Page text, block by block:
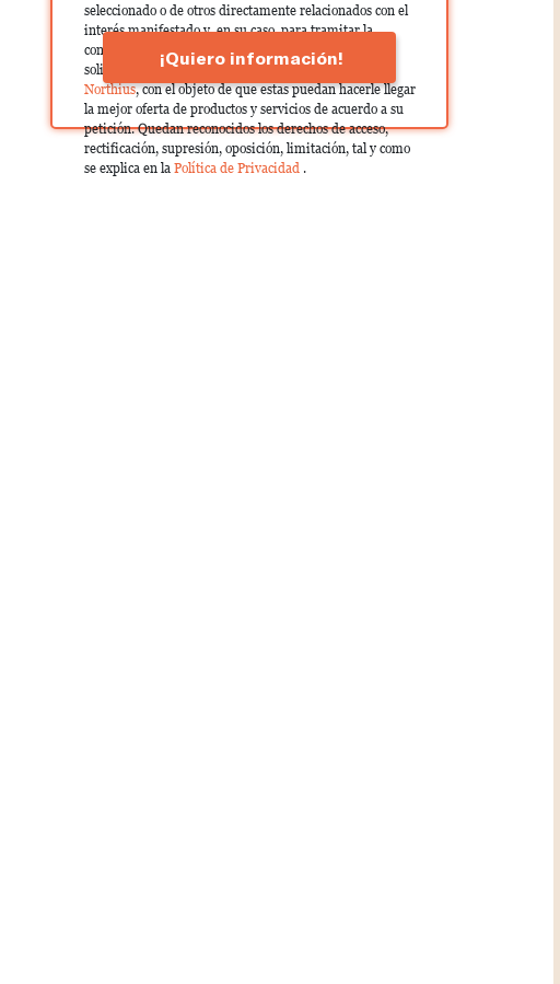
seleccionado o de otros directamente relacionados con el
interés manifestado y, en su caso, para tramitar la
contratación correspondiente. Compartiremos su
solicitud con las empresas que conforman elGrupo
Northius, con el objeto de que estas puedan hacerle llegar
la mejor oferta de productos y servicios de acuerdo a su
petición. Quedan reconocidos los derechos de acceso,
rectificación, supresión, oposición, limitación, tal y como
se explica en la Política de Privacidad .
¡Quiero información!